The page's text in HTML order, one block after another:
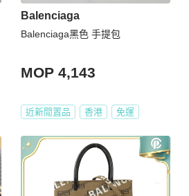
Balenciaga
Balenciaga黑色 手提包
MOP 4,143
近新閒置品 香港 免運